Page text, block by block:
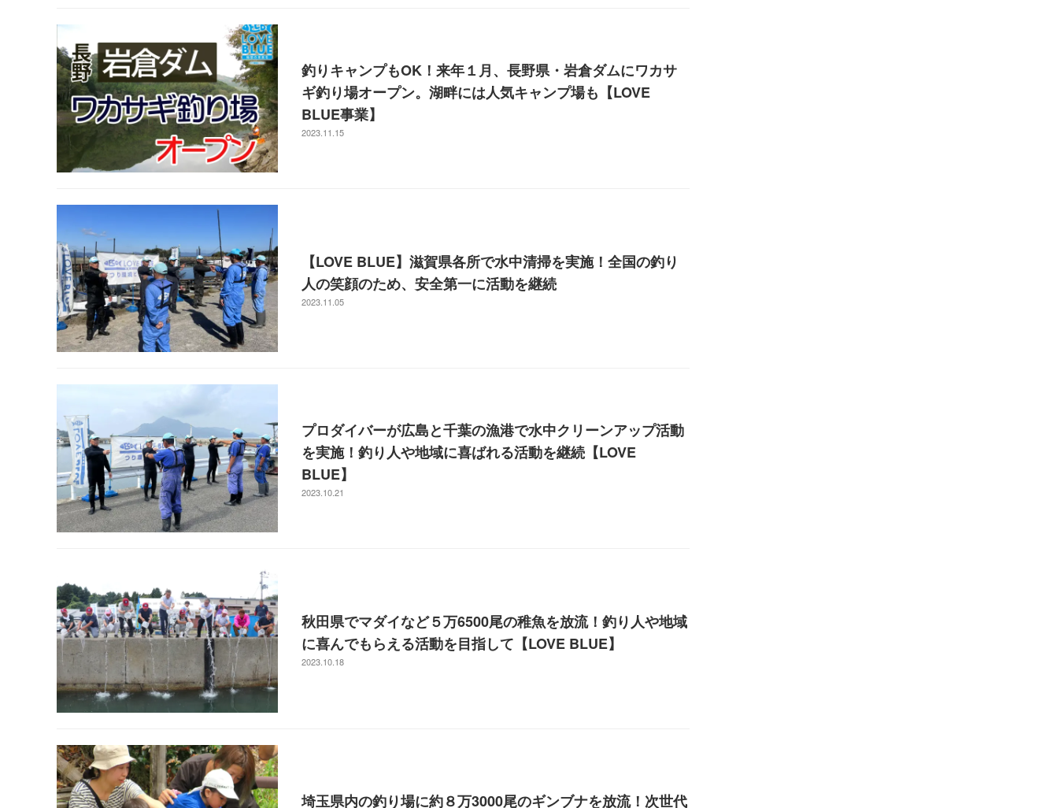
釣りキャンプもOK！来年１月、長野県・岩倉ダムにワカサ
ギ釣り場オープン。湖畔には人気キャンプ場も【LOVE
BLUE事業】
2023.11.15
【LOVE BLUE】滋賀県各所で水中清掃を実施！全国の釣り
人の笑顔のため、安全第一に活動を継続
2023.11.05
プロダイバーが広島と千葉の漁港で水中クリーンアップ活動
を実施！釣り人や地域に喜ばれる活動を継続【LOVE
BLUE】
2023.10.21
秋田県でマダイなど５万6500尾の稚魚を放流！釣り人や地域
に喜んでもらえる活動を目指して【LOVE BLUE】
2023.10.18
埼玉県内の釣り場に約８万3000尾のギンブナを放流！次世代